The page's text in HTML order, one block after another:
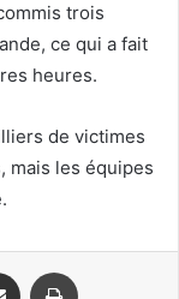
trois
ce qui a fait
heures.
de victimes
mais les équipes
Partager par email